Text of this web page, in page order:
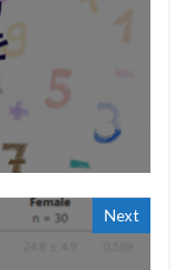
Next